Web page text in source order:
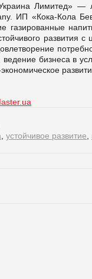
Лимитед» —
ИП «Кока-Кола
газированные
развития
бизнеса в
устойчивое развитие